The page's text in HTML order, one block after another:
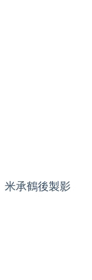
承鶴後製影